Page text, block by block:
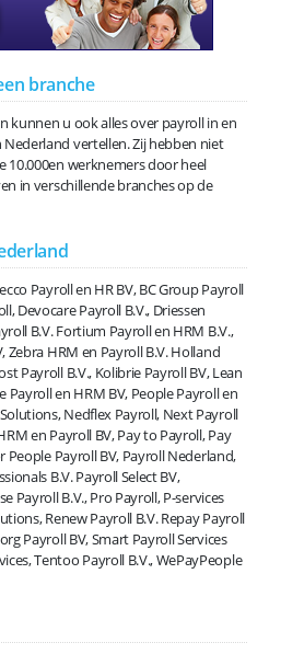
branche
kunnen u ook alles over payroll in en
vertellen. Zij hebben niet
10.000en werknemers door heel
in verschillende branches op de
Payroll en HR BV, BC Group Payroll
Devocare Payroll B.V., Driessen
B.V. Fortium Payroll en HRM B.V.,
Zebra HRM en Payroll B.V. Holland
Payroll B.V., Kolibrie Payroll BV, Lean
Payroll en HRM BV, People Payroll en
Nedflex Payroll, Next Payroll
en Payroll BV, Pay to Payroll, Pay
People Payroll BV, Payroll Nederland,
B.V. Payroll Select BV,
Payroll B.V., Pro Payroll, P-services
Renew Payroll B.V. Repay Payroll
Payroll BV, Smart Payroll Services
Tentoo Payroll B.V., WePayPeople